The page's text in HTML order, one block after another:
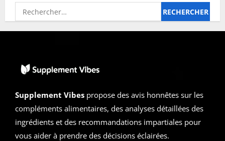
Rechercher :
Supplement Vibes propose des avis honnêtes sur les
compléments alimentaires, des analyses détaillées des
ingrédients et des recommandations impartiales pour
vous aider à prendre des décisions éclairées.